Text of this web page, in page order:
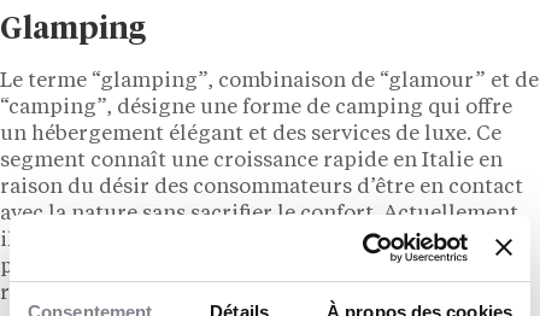
Consentement Détails À propos des cookies
Glamping
Le terme “glamping”, combinaison de “glamour” et de
“camping”, désigne une forme de camping qui offre
un hébergement élégant et des services de luxe. Ce
segment connaît une croissance rapide en Italie en
raison du désir des consommateurs d’être en contact
avec la nature sans sacrifier le confort. Actuellement,
il n’existe pas de franchise pour le glamping, il
pourrait donc être intéressant de créer un nouveau
réseau dans ce domaine.